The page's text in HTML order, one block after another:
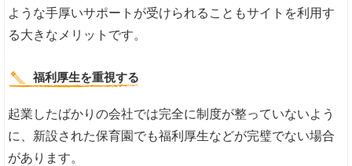
ような手厚いサポートが受けられることもサイトを利用す
る大きなメリットです。
福利厚生を重視する
起業したばかりの会社では完全に制度が整っていないよう
に、新設された保育園でも福利厚生などが完璧でない場合
があります。